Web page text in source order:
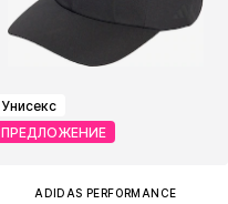
Унисекс
ПРЕДЛОЖЕНИЕ
ADIDAS PERFORMANCE